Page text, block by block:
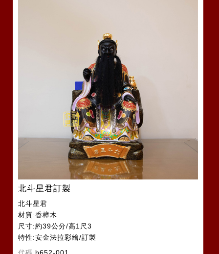
北斗星君訂製
北斗星君
材質:香樟木
尺寸:約39公分/高1尺3
特性:安金法拉彩繪/訂製